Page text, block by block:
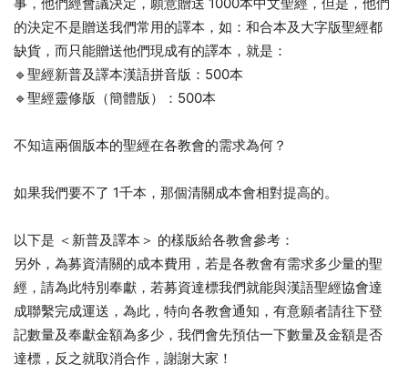
的決定不是贈送我們常用的譯本，如：和合本及大字版聖經都
缺貨，而只能贈送他們現成有的譯本，就是：
🔹聖經新普及譯本漢語拼音版：500本
🔹聖經靈修版（簡體版）：500本
不知這兩個版本的聖經在各教會的需求為何？
如果我們要不了 1千本，那個清關成本會相對提高的。
以下是 ＜新普及譯本＞ 的樣版給各教會參考：
另外，為募資清關的成本費用，若是各教會有需求多少量的聖
經，請為此特別奉獻，若募資達標我們就能與漢語聖經協會達
成聯繫完成運送，為此，特向各教會通知，有意願者請往下登
記數量及奉獻金額為多少，我們會先預估一下數量及金額是否
達標，反之就取消合作，謝謝大家！